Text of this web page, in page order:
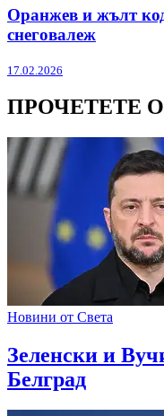
Оранжев и жълт
снеговалеж
17.02.2026
ПРОЧЕТЕТЕ
Новини от Света
Зеленски и
Белград